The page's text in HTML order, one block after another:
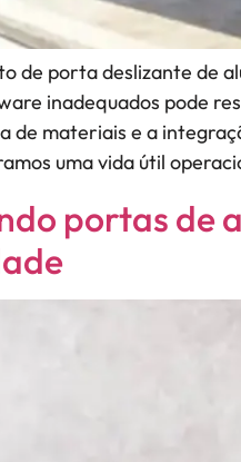
de porta deslizante de
inadequados pode
de materiais e a
uma vida útil
portas de